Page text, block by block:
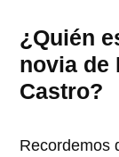
¿Quién
novia de
Castro?
Recordemos